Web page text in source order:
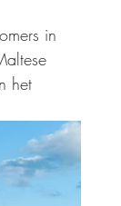
in
het